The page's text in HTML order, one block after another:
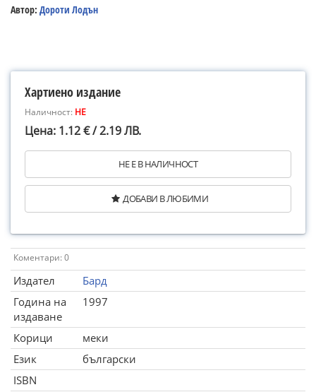
Автор: Дороти Лодън
Хартиено издание
Наличност: НЕ
Цена: 1.12 € / 2.19 ЛВ.
НЕ Е В НАЛИЧНОСТ
ДОБАВИ В ЛЮБИМИ
Коментари: 0
Издател
Бард
Година на
издаване
1997
Корици
меки
Език
български
ISBN